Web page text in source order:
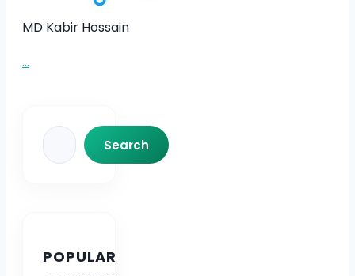
MD Kabir Hossain
...
Search
Search
POPULAR